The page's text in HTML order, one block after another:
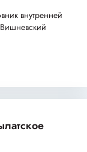
внутренней